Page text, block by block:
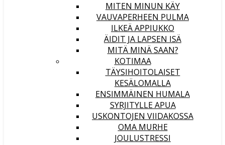
MITEN MINUN KÄY
VAUVAPERHEEN PULMA
ILKEÄ APPIUKKO
ÄIDIT JA LAPSEN ISÄ
MITÄ MINÄ SAAN?
KOTIMAA
TÄYSIHOITOLAISET
KESÄLOMALLA
ENSIMMÄINEN HUMALA
SYRJITYLLE APUA
USKONTOJEN VIIDAKOSSA
OMA MURHE
JOULUSTRESSI